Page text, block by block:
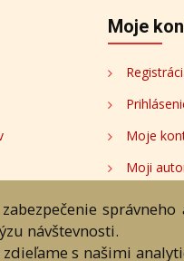
Moje
Moje
Moji
Návod Cenník
návštevnosti.
s našimi